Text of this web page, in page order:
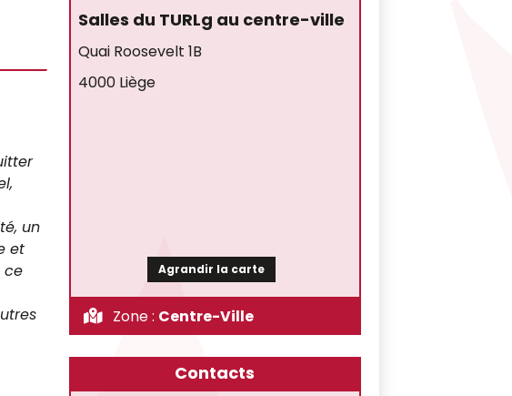
un
et
ce
Salles du TURLg au centre-ville
Quai Roosevelt 1B
4000 Liège
Agrandir la carte
Zone : Centre-Ville
Contacts